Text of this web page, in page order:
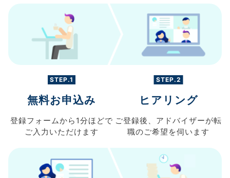
STEP.1
無料お申込み
登録フォームから 1分ほどで
ご入力 いただけます
STEP.2
ヒアリング
ご登録後、 アドバイザーが転
職のご希望を伺います